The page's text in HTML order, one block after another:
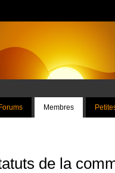
Forums Membres
de la